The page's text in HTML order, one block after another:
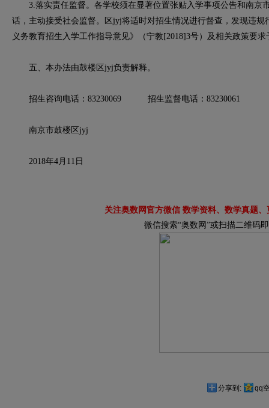
3.落实责任监督。各学校须在显著位置张贴入学事项公告和南京
话，主动接受社会监督。区jyj将适时对招生情况进行督查，发现违规
义务教育招生入学工作指导意见》（宁教[2018]3号）及相关政策要求
五、本办法由鼓楼区jyj负责解释。
招生咨询电话：83230069 招生监督电话：83230061
南京市鼓楼区jyj
2018年4月11日
关注奥数网官方微信 数学资料、数学真题
微信搜索“奥数网”或扫描二维码
分享到: qq